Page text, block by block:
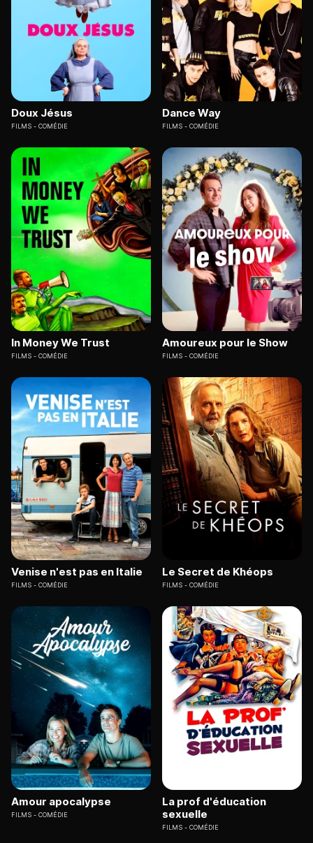
Doux Jésus
FILMS COMÉDIE
Dance Way
FILMS COMÉDIE
In Money We Trust
FILMS COMÉDIE
Amoureux pour le Show
FILMS COMÉDIE
Venise n'est pas en Italie
FILMS COMÉDIE
Le Secret de Khéops
FILMS COMÉDIE
Amour apocalypse
FILMS COMÉDIE
La prof d'éducation
sexuelle
FILMS COMÉDIE